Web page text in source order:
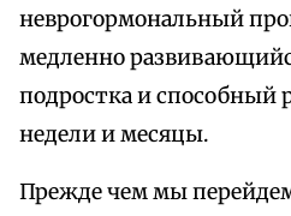
неврогормональный
медленно
подростка и способный
недели и месяцы.
Прежде чем мы